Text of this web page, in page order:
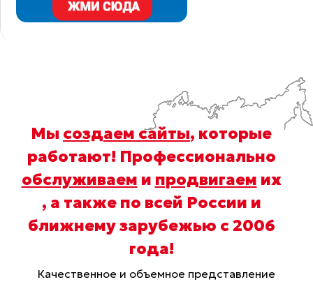
Мы создаем сайты, которые
работают! Профессионально
обслуживаем и продвигаем их
, а также по всей России и
ближнему зарубежью с 2006
года!
Качественное и объемное представление